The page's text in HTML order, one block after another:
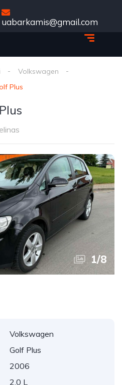
uabarkamis@gmail.com
Volkswagen
Plus
1/8
Volkswagen
Golf Plus
2006
2.0 L